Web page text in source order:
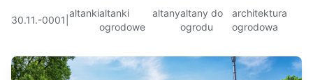
30.11.-0001
altankialtanki
ogrodowe
altanyaltany do
ogrodu
architektura
ogrodowa